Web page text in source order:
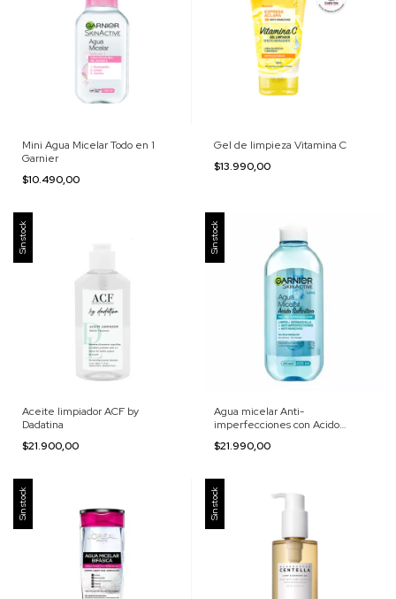
Mini Agua Micelar Todo en 1
Garnier
$10.490,00
Gel de limpieza Vitamina C
$13.990,00
Sin stock
Aceite limpiador ACF by
Dadatina
$21.900,00
Sin stock
Agua micelar Anti-
imperfecciones con Acido
$21.990,00
Sin stock Sin stock